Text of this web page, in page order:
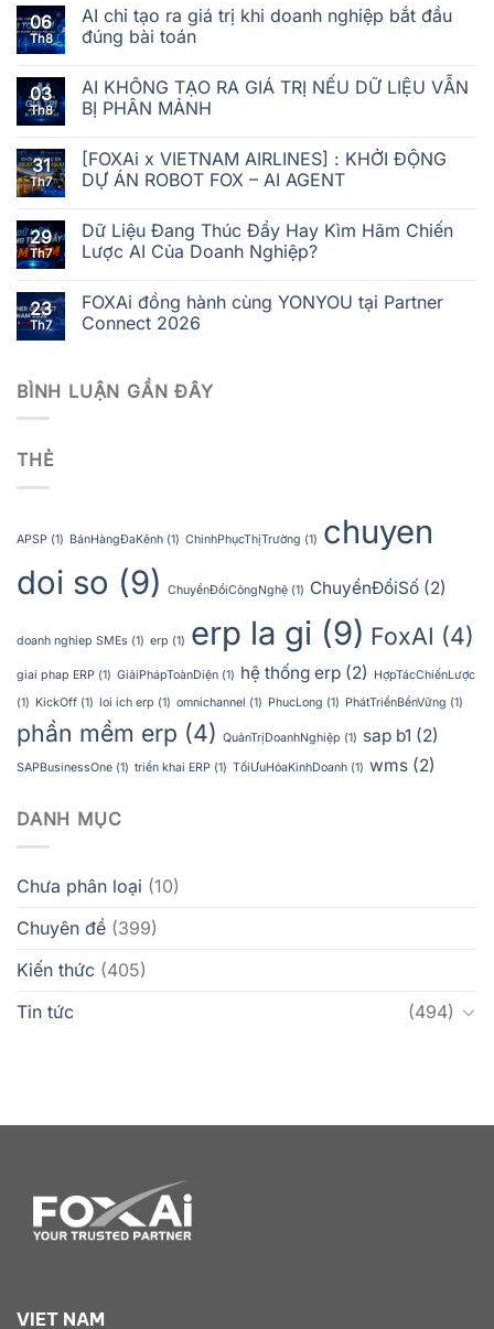
06
Th8
AI chỉ tạo ra giá trị khi doanh nghiệp bắt đầu
đúng bài toán
03
Th8
AI KHÔNG TẠO RA GIÁ TRỊ NẾU DỮ LIỆU VẪN
BỊ PHÂN MẢNH
31
Th7
[FOXAi x VIETNAM AIRLINES] : KHỞI ĐỘNG
DỰ ÁN ROBOT FOX – AI AGENT
29
Th7
Dữ Liệu Đang Thúc Đẩy Hay Kìm Hãm Chiến
Lược AI Của Doanh Nghiệp?
23
Th7
FOXAi đồng hành cùng YONYOU tại Partner
Connect 2026
BÌNH LUẬN GẦN ĐÂY
THẺ
APSP (1) BánHàngĐaKênh (1) ChinhPhụcThịTrường (1) chuyen
doi so (9) ChuyểnĐổiCôngNghệ (1) ChuyểnĐổiSố (2)
doanh nghiep SMEs (1) erp (1) erp la gi (9) FoxAI (4)
giai phap ERP (1) GiảiPhápToànDiện (1) hệ thống erp (2)
HợpTácChiếnLược
(1) KickOff (1) loi ich erp (1) omnichannel (1) PhucLong (1) PhátTriểnBềnVững (1)
phần mềm erp (4) QuảnTrịDoanhNghiệp (1) sap b1 (2)
SAPBusinessOne (1) triển khai ERP (1) TốiƯuHóaKinhDoanh (1) wms (2)
DANH MỤC
Chưa phân loại (10)
Chuyên đề (399)
Kiến thức (405)
Tin tức
(494)
VIET NAM